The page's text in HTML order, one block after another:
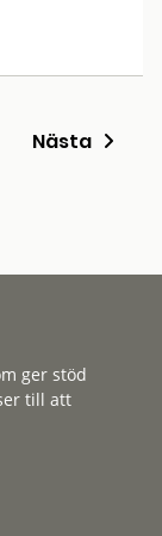
Nästa
ger stöd
till att